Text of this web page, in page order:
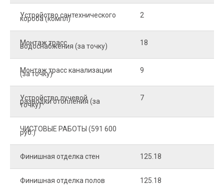
Устройство сантехнического
короба (компл) 2
Монтаж трасс
водоснабжения (за точку) 18
Монтаж трасс канализации
(за точку) 9
Устройство лучевой
разводки отопления (за
точку)
7
ЧИСТОВЫЕ РАБОТЫ (591 600
руб.)
Финишная отделка стен 125.18
Финишная отделка полов 125.18